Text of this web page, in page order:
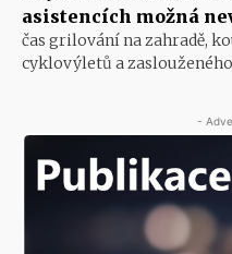
asistencích možná
čas grilování na zahradě,
cyklovýletů a zaslouženého
-